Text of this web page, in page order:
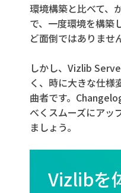
環境構築と比べて、
で、一度環境を構築
ど面倒ではありませ
しかし、Vizlib
く、時に大きな仕様
曲者です。
べくスムーズにアッ
ましょう。
Vizlibを